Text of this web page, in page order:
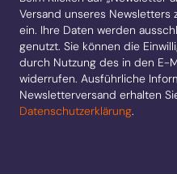
Versand unseres Newsletters
ein. Ihre Daten werden
genutzt. Sie können die
durch Nutzung des in den E-
widerrufen. Ausführliche
Newsletterversand erhalten
Datenschutzerklärung.